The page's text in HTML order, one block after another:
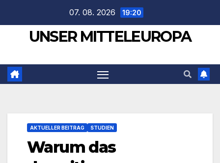
springen
07. 08. 2026 19:20
UNSER MITTELEUROPA
AKTUELLER BEITRAG STUDIEN
Warum das